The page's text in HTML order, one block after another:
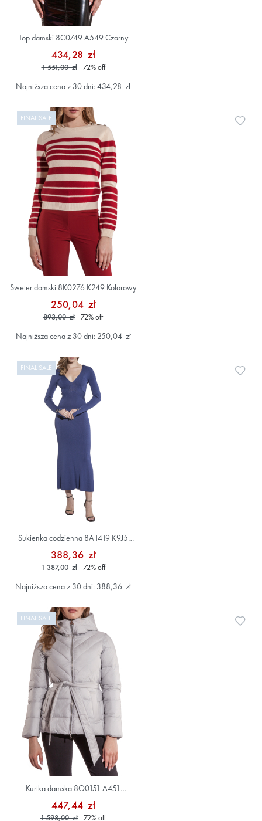
Top damski 8C0749 A549 Czarny
434,28 zł
1 551,00 zł 72%off
Najniższa cena z 30 dni: 434,28 zł
FINAL SALE
Sweter damski 8K0276 K249 Kolorowy
250,04 zł
893,00 zł 72%off
Najniższa cena z 30 dni: 250,04 zł
FINAL SALE
Sukienka codzienna 8A1419 K9J5
Niebieski
388,36 zł
1 387,00 zł 72%off
Najniższa cena z 30 dni: 388,36 zł
FINAL SALE
Kurtka damska 8O0151 A451
Szary/Srebrny
447,44 zł
1 598,00 zł 72%off